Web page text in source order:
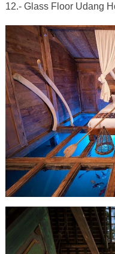
12.- Glass Floor Udang